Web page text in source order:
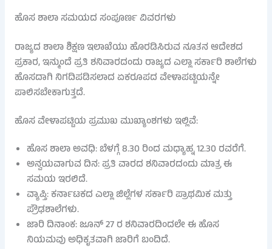
ಹೊಸ ಶಾಲಾ ಸಮಯದ ಸಂಪೂರ್ಣ ವಿವರಗಳು
ರಾಜ್ಯದ ಶಾಲಾ ಶಿಕ್ಷಣ ಇಲಾಖೆಯು ಹೊರಡಿಸಿರುವ ನೂತನ ಆದೇಶದ
ಪ್ರಕಾರ, ಇನ್ಮುಂದೆ ಪ್ರತಿ ಶನಿವಾರದಂದು ರಾಜ್ಯದ ಎಲ್ಲಾ ಸರ್ಕಾರಿ ಶಾಲೆಗಳು
ಹೊಸದಾಗಿ ನಿಗದಿಪಡಿಸಲಾದ ಏಕರೂಪದ ವೇಳಾಪಟ್ಟಿಯನ್ನೇ
ಪಾಲಿಸಬೇಕಾಗುತ್ತದೆ.
ಹೊಸ ವೇಳಾಪಟ್ಟಿಯ ಪ್ರಮುಖ ಮುಖ್ಯಾಂಶಗಳು ಇಲ್ಲಿವೆ:
ಹೊಸ ಶಾಲಾ ಅವಧಿ: ಬೆಳಗ್ಗೆ 8.30 ರಿಂದ ಮಧ್ಯಾಹ್ನ 12.30 ರವರೆಗೆ.
ಅನ್ವಯವಾಗುವ ದಿನ: ಪ್ರತಿ ವಾರದ ಶನಿವಾರದಂದು ಮಾತ್ರ ಈ
ಸಮಯ ಇರಲಿದೆ.
ವ್ಯಾಪ್ತಿ: ಕರ್ನಾಟಕದ ಎಲ್ಲಾ ಜಿಲ್ಲೆಗಳ ಸರ್ಕಾರಿ ಪ್ರಾಥಮಿಕ ಮತ್ತು
ಪ್ರೌಢಶಾಲೆಗಳು.
ಜಾರಿ ದಿನಾಂಕ: ಜೂನ್ 27 ರ ಶನಿವಾರದಿಂದಲೇ ಈ ಹೊಸ
ನಿಯಮವು ಅಧಿಕೃತವಾಗಿ ಜಾರಿಗೆ ಬಂದಿದೆ.